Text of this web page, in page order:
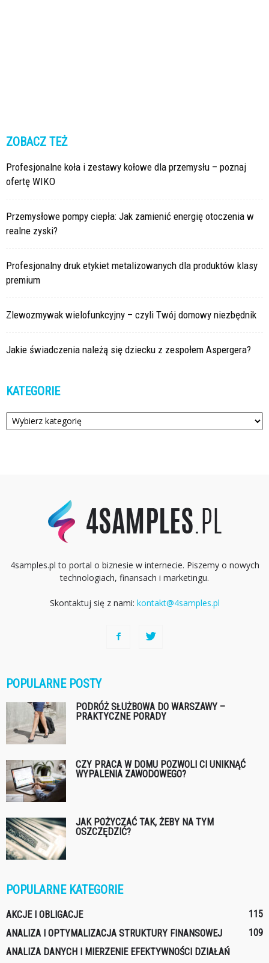
ZOBACZ TEŻ
Profesjonalne koła i zestawy kołowe dla przemysłu – poznaj
ofertę WIKO
Przemysłowe pompy ciepła: Jak zamienić energię otoczenia w
realne zyski?
Profesjonalny druk etykiet metalizowanych dla produktów klasy
premium
Zlewozmywak wielofunkcyjny – czyli Twój domowy niezbędnik
Jakie świadczenia należą się dziecku z zespołem Aspergera?
KATEGORIE
Kategorie
4samples.pl to portal o biznesie w internecie. Piszemy o nowych
technologiach, finansach i marketingu.
Skontaktuj się z nami: kontakt@4samples.pl
POPULARNE POSTY
PODRÓŻ SŁUŻBOWA DO WARSZAWY –
PRAKTYCZNE PORADY
CZY PRACA W DOMU POZWOLI CI UNIKNĄĆ
WYPALENIA ZAWODOWEGO?
JAK POŻYCZAĆ TAK, ŻEBY NA TYM
OSZCZĘDZIĆ?
POPULARNE KATEGORIE
AKCJE I OBLIGACJE
115
ANALIZA I OPTYMALIZACJA STRUKTURY FINANSOWEJ
109
ANALIZA DANYCH I MIERZENIE EFEKTYWNOŚCI DZIAŁAŃ